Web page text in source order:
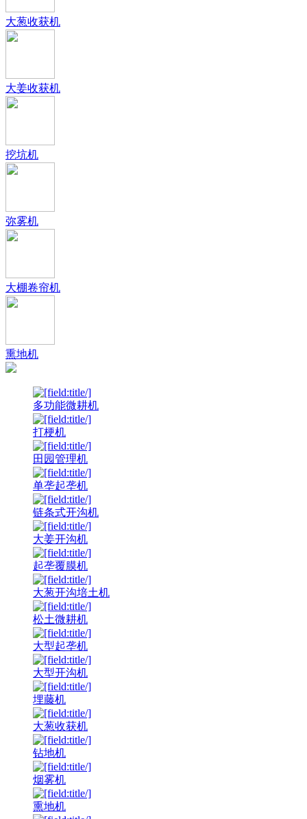
大葱收获机
大姜收获机
挖坑机
弥雾机
大棚卷帘机
熏地机
多功能微耕机
打梗机
田园管理机
单垄起垄机
链条式开沟机
大姜开沟机
起垄覆膜机
大葱开沟培土机
松土微耕机
大型起垄机
大型开沟机
埋藤机
大葱收获机
钻地机
烟雾机
熏地机